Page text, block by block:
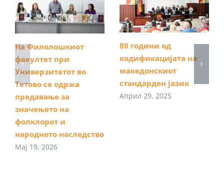
На Филолошкиот
факултет при
Универзитетот во
Тетово се одржа
предавање за
значењето на
фолклорот и
народното наследство
Мај 19, 2026
80 години од
кодификацијата на
македонскиот
стандарден јазик
Април 29, 2025